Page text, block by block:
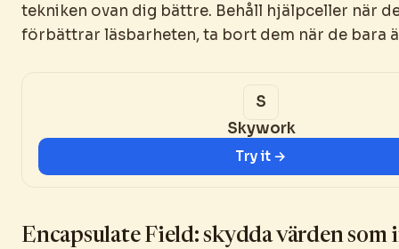
tekniken ovan dig bättre. Behåll hjälpceller när
förbättrar läsbarheten, ta bort dem när de bara
Skywork
Try it →
Encapsulate Field: skydda värden som